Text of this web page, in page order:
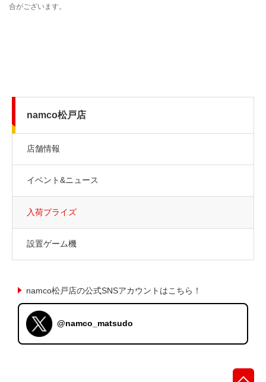
namco松戸店
店舗情報
イベント&ニュース
入荷プライズ
設置ゲーム機
namco松戸店の公式SNSアカウントはこちら！
@namco_matsudo